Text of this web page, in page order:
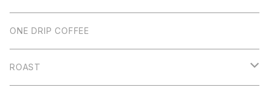
Single
Blend
ONE DRIP COFFEE
ROAST